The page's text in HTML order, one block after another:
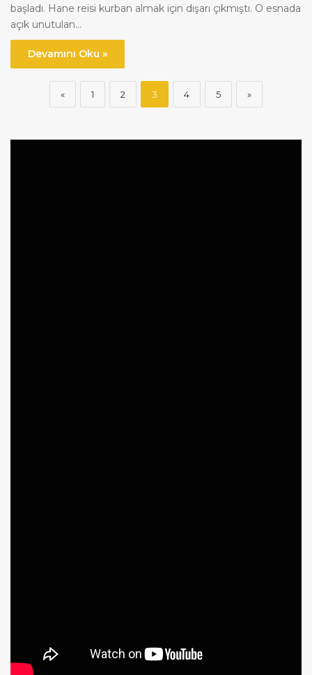
başladı. Hane reisi kurban almak için dışarı çıkmıştı. O esnada
açık unutulan…
Devamını Oku »
« 1 2 3 4 5 »